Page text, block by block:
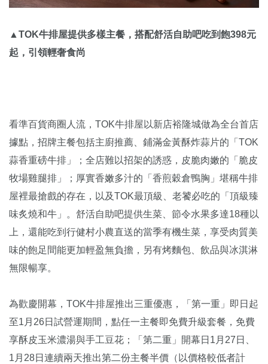
▲TOK牛排屋提供多樣主餐，搭配舒活自助吧吃到飽398元
起，引領輕奢食尚
看準百貨商圈人流，TOK牛排屋以新店裕隆城做為全台首店
據點，招牌主餐包括主廚推薦、鋪滿金黃酥炸蒜片的「TOK
蒜香重磅牛排」；全店難以招架的誘惑，皮脆肉嫩的「脆皮
牧場雞腿排」；厚實香嫩多汁的「香煎穀倉鴨胸」堪稱牛排
屋裡最搶戲的存在，以及TOK最頂級、老饕必吃的「頂級臻
味炙燒和牛」。舒活自助吧提供生菜、節令水果多達18種以
上，還能吃到行健村小農直送的當季有機生菜，享受肉質美
味的飽足間能更加輕盈無負擔，另有烤麵包、飲品與冰淇淋
無限暢享。
為歡慶開幕，TOK牛排屋推出三重優惠，「第一重」即日起
至1月26日試營運期間，點任一主餐即免費升級套餐，免費
享酥皮玉米濃湯與手工豆花；「第二重」開幕日1月27日、
1月28日連續兩天推出第二份主餐半價（以價格較低者計